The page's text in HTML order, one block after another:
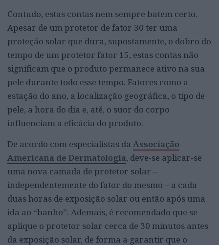
Contudo, estas contas nem sempre batem certo.
Apesar de um protetor de fator 30 ter uma
proteção solar que dura, supostamente, o dobro do
tempo de um protetor fator 15, estas contas não
significam que o produto permanece ativo na sua
pele durante todo esse tempo. Fatores como a
estação do ano, a localização geográfica, o tipo de
pele, a hora do dia e, até, o suor do corpo
influenciam a eficácia do produto.
De acordo com especialistas da Associação
Americana de Dermatologia, deve-se aplicar-se
uma nova camada de protetor solar –
independentemente do fator do mesmo – a cada
duas horas de exposição solar ou então após uma
ida ao “banho”. Ademais, é recomendado que se
aplique o protetor solar cerca de 30 minutos antes
da exposição solar, de forma a garantir que o